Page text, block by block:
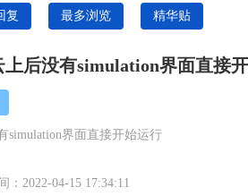
复 最多浏览 精华贴
后没有simulation界面直接
simulation界面直接开始运行
2022-04-15 17:34:11